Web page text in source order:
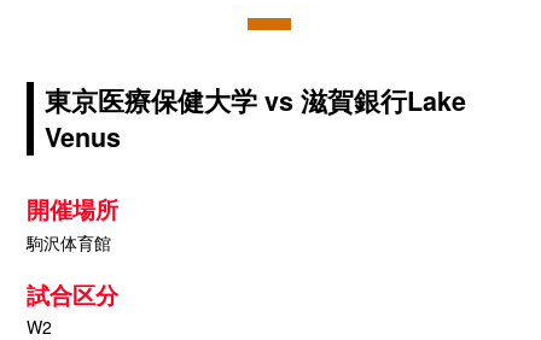
東京医療保健大学 vs 滋賀銀行Lake
Venus
開催場所
駒沢体育館
試合区分
W2